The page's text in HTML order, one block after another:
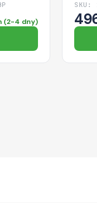
(2-4 dny)
SKU: